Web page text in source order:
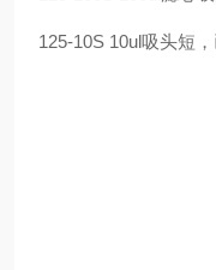
125-10S 10ul吸头短